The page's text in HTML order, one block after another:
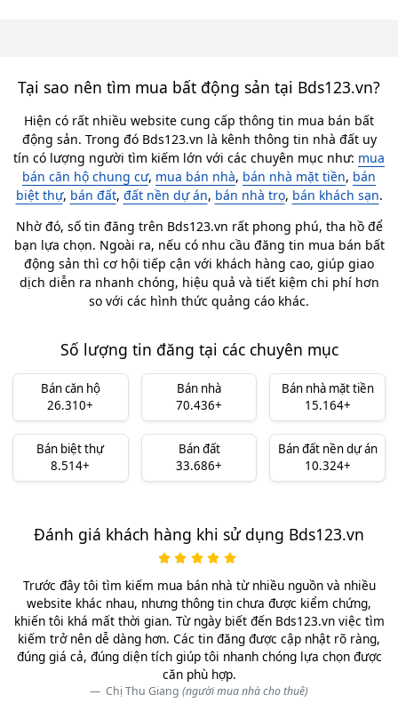
Tại sao nên tìm mua bất động sản tại Bds123.vn?
Hiện có rất nhiều website cung cấp thông tin mua bán bất
động sản. Trong đó Bds123.vn là kênh thông tin nhà đất uy
tín có lượng người tìm kiếm lớn với các chuyên mục như: mua
bán căn hộ chung cư, mua bán nhà, bán nhà mặt tiền, bán
biệt thự, bán đất, đất nền dự án, bán nhà trọ, bán khách sạn.
Nhờ đó, số tin đăng trên Bds123.vn rất phong phú, tha hồ để
bạn lựa chọn. Ngoài ra, nếu có nhu cầu đăng tin mua bán bất
động sản thì cơ hội tiếp cận với khách hàng cao, giúp giao
dịch diễn ra nhanh chóng, hiệu quả và tiết kiệm chi phí hơn
so với các hình thức quảng cáo khác.
Số lượng tin đăng tại các chuyên mục
Bán căn hộ
26.310+
Bán nhà
70.436+
Bán nhà mặt tiền
15.164+
Bán biệt thự
8.514+
Bán đất
33.686+
Bán đất nền dự án
10.324+
Đánh giá khách hàng khi sử dụng Bds123.vn
Trước đây tôi tìm kiếm mua bán nhà từ nhiều nguồn và nhiều
website khác nhau, nhưng thông tin chưa được kiểm chứng,
khiến tôi khá mất thời gian. Từ ngày biết đến Bds123.vn việc tìm
kiếm trở nên dễ dàng hơn. Các tin đăng được cập nhật rõ ràng,
đúng giá cả, đúng diện tích giúp tôi nhanh chóng lựa chọn được
căn phù hợp.
Chị Thu Giang (người mua nhà cho thuê)